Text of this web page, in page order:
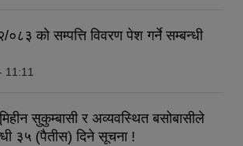
०८३ को सम्पत्ति विवरण पेश गर्ने सम्बन्धी
11:11
सुकुम्बासी र अव्यवस्थित बसोबासीले
३५ (पैतीस) दिने सूचना !